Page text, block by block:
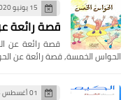
15 يونيو 2020
قصة رائعة
قصة رائعة عن
الحواس الخمسة, قصة رائعة عن
01 أغسطس 2025